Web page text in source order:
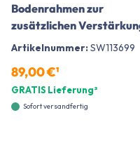
Bodenrahmen zur
zusätzlichen
Artikelnummer:SW113699
89,00 €¹
GRATIS Lieferung²
Sofort versandfertig